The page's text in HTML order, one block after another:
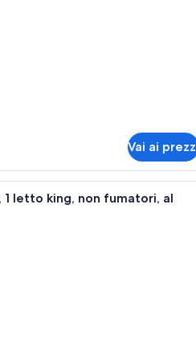
Vai ai
Una camera d'albergo con un
1 letto king, non fumatori, al